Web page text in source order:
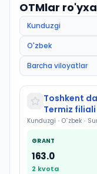
OTMlar
Toshkent
Termiz filiali
Kunduzgi • O`zbek •
GRANT
163.0
2 kvota